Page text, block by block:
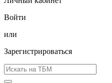
Войти
или
Зарегистрироваться